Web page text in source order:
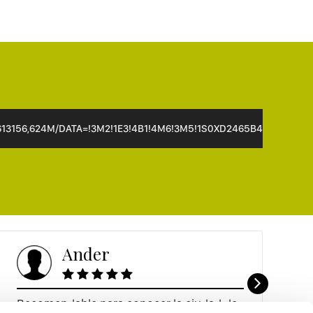
Ander
Recomendable para conocer la ciudad de